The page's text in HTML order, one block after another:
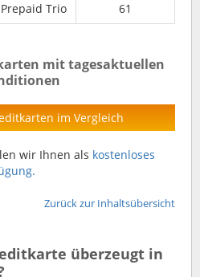
Trio 61
mit tagesaktuellen
im Vergleich
wir Ihnen als kostenloses
Zurück zur Inhaltsübersicht
überzeugt in